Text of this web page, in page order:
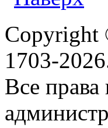
Copyright
1703-
Все